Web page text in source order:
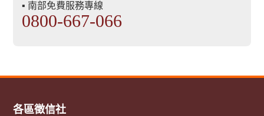
▪ 南部免費服務專線
0800-667-066
各區徵信社